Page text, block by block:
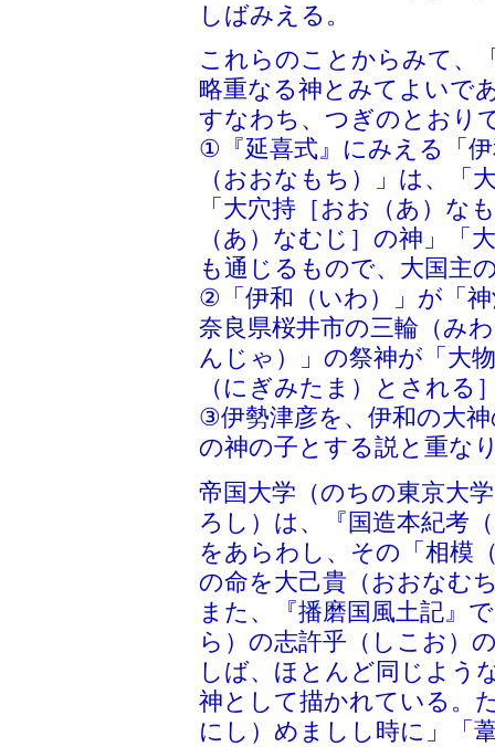
しばみえる。
これらのことからみて、
略重なる神とみてよいで
すなわち、つぎのとおり
①『延喜式』にみえる「
（おおなもち）」は、「
「大穴持［おお（あ）な
（あ）なむじ］の神」「
も通じるもので、大国主
②「伊和（いわ）」が「
奈良県桜井市の三輪（み
んじゃ）」の祭神が「大
（にぎみたま）とされる
③伊勢津彦を、伊和の大
の神の子とする説と重な
帝国大学（のちの東京大
ろし）は、『国造本紀考
をあらわし、その「相模
の命を大己貴（おおなむ
また、『播磨国風土記』
ら）の志許乎（しこお）
しば、ほとんど同じよう
神として描かれている。
にし）めましし時に」「